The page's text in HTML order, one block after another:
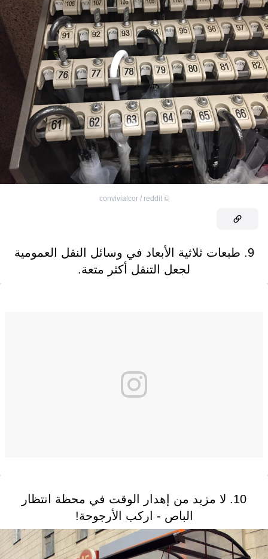
©
convivialcor / reddit
9. طبعات ثلاثية الأبعاد في وسائل النقل العمومية
لجعل التنقل أكثر متعة.
10. لا مزيد من إهدار الوقت في محظة انتظار
الباص - اركب الأرجوحة!